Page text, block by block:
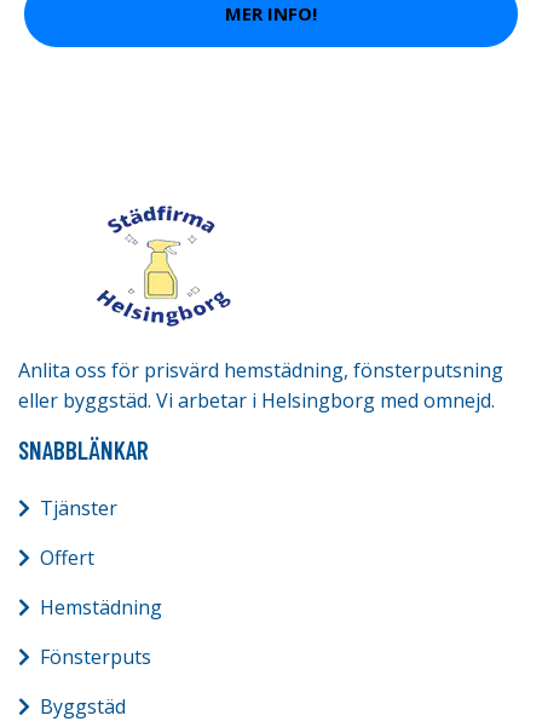
MER INFO!
Anlita oss för prisvärd hemstädning, fönsterputsning
eller byggstäd. Vi arbetar i Helsingborg med omnejd.
SNABBLÄNKAR
Tjänster
Offert
Hemstädning
Fönsterputs
Byggstäd